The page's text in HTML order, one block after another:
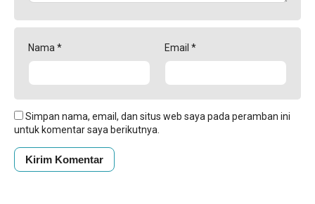
Nama * Email *
Simpan nama, email, dan situs web saya pada peramban ini
untuk komentar saya berikutnya.